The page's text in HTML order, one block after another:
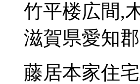
竹平楼広間,
滋賀県愛知
藤居本家住